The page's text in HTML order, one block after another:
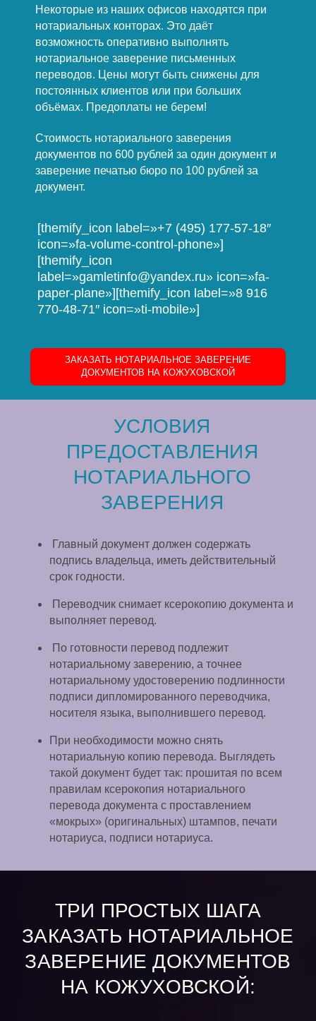
Некоторые из наших офисов находятся при
нотариальных конторах. Это даёт
возможность оперативно выполнять
нотариальное заверение письменных
переводов. Цены могут быть снижены для
постоянных клиентов или при больших
объёмах. Предоплаты не берем!
Стоимость нотариального заверения
документов по 600 рублей за один документ и
заверение печатью бюро по 100 рублей за
документ.
[themify_icon label=»+7 (495) 177-57-18″
icon=»fa-volume-control-phone»]
[themify_icon
label=»gamletinfo@yandex.ru» icon=»fa-
paper-plane»][themify_icon label=»8 916
770-48-71″ icon=»ti-mobile»]
ЗАКАЗАТЬ НОТАРИАЛЬНОЕ ЗАВЕРЕНИЕ
ДОКУМЕНТОВ НА КОЖУХОВСКОЙ
УСЛОВИЯ
ПРЕДОСТАВЛЕНИЯ
НОТАРИАЛЬНОГО
ЗАВЕРЕНИЯ
Главный документ должен содержать
подпись владельца, иметь действительный
срок годности.
Переводчик снимает ксерокопию документа и
выполняет перевод.
По готовности перевод подлежит
нотариальному заверению, а точнее
нотариальному удостоверению подлинности
подписи дипломированного переводчика,
носителя языка, выполнившего перевод.
При необходимости можно снять
нотариальную копию перевода. Выглядеть
такой документ будет так: прошитая по всем
правилам ксерокопия нотариального
перевода документа с проставлением
«мокрых» (оригинальных) штампов, печати
нотариуса, подписи нотариуса.
ТРИ ПРОСТЫХ ШАГА
ЗАКАЗАТЬ НОТАРИАЛЬНОЕ
ЗАВЕРЕНИЕ ДОКУМЕНТОВ
НА КОЖУХОВСКОЙ: